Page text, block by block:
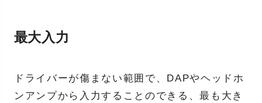
最大入力
ドライバーが傷まない範囲で、DAPやヘッドホ
ンアンプから入力することのできる、最も大き